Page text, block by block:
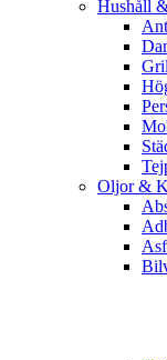
Hushåll
Oljor &